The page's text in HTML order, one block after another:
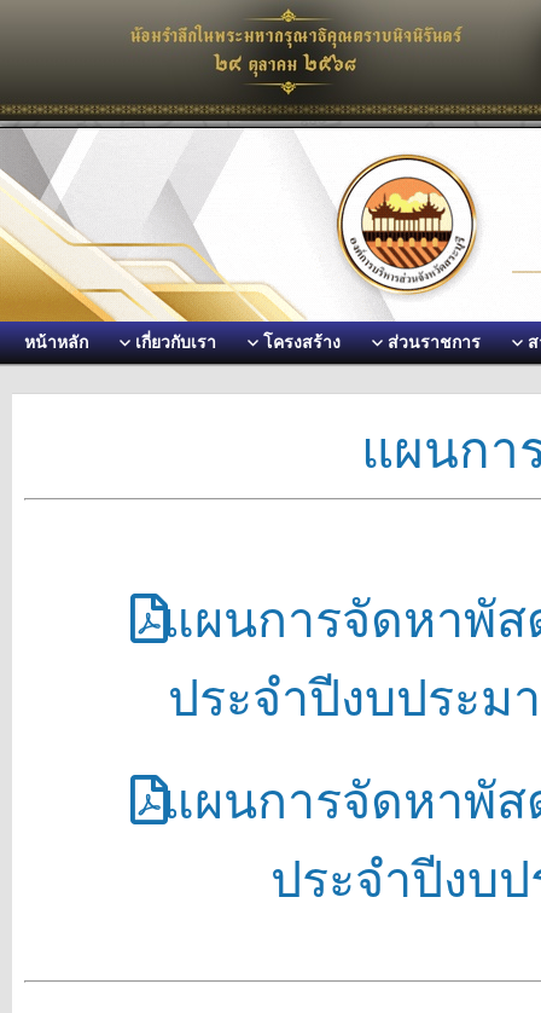
หน้าหลัก เกี่ยวกับเรา โครงสร้าง ส่วนราชการ ส
แผนกา
แผนการจัดหาพัส
ประจำปีงบประม
แผนการจัดหาพัส
ประจำปีงบ